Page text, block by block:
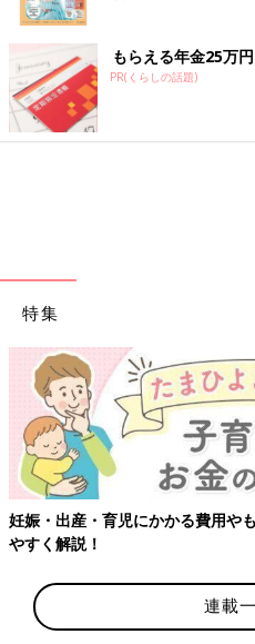
子ちゃんとなるとお着替えも大
イプなので脱ぎ着もしやすいデ
ね。
390円とお買い得！ウエス
ツ
もらえる年金25万
PR(くらしの話題)
特集
妊娠・出産・育児にかかる費用や
やすく解説！
連載